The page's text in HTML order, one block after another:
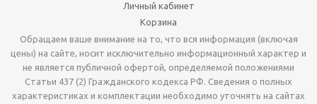
Личный кабинет
Корзина
Обращаем ваше внимание на то, что вся информация (включая
цены) на сайте, носит исключительно информационный характер и
не является публичной офертой, определяемой положениями
Статьи 437 (2) Гражданского кодекса РФ. Сведения о полных
характеристиках и комплектации необходимо уточнять на сайтах